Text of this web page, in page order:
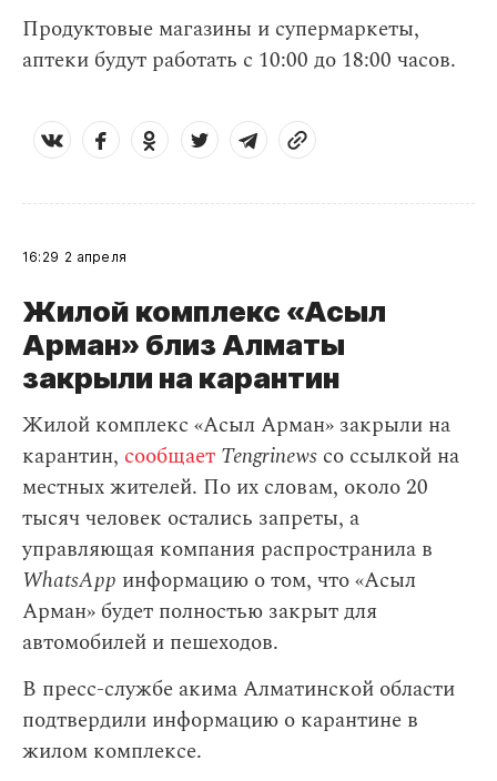
Продуктовые магазины и супермаркеты,
аптеки будут работать с 10:00 до 18:00 часов.
16:29 2 апреля
Жилой комплекс «Асыл
Арман» близ Алматы
закрыли на карантин
Жилой комплекс «Асыл Арман» закрыли на
карантин, сообщает Tengrinews со ссылкой на
местных жителей. По их словам, около 20
тысяч человек остались запреты, а
управляющая компания распространила в
WhatsApp информацию о том, что «Асыл
Арман» будет полностью закрыт для
автомобилей и пешеходов.
В пресс-службе акима Алматинской области
подтвердили информацию о карантине в
жилом комплексе.